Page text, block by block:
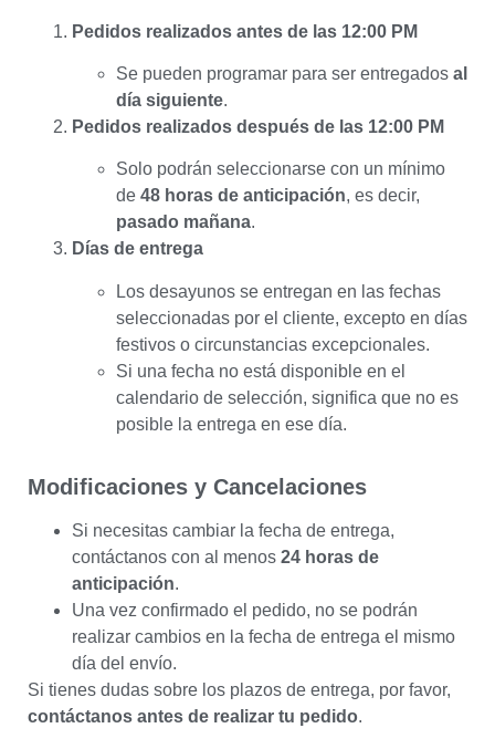
Pedidos realizados antes de las 12:00 PM
Se pueden programar para ser entregados al
día siguiente.
Pedidos realizados después de las 12:00 PM
Solo podrán seleccionarse con un mínimo
de 48 horas de anticipación, es decir,
pasado mañana.
Días de entrega
Los desayunos se entregan en las fechas
seleccionadas por el cliente, excepto en días
festivos o circunstancias excepcionales.
Si una fecha no está disponible en el
calendario de selección, significa que no es
posible la entrega en ese día.
Modificaciones y Cancelaciones
Si necesitas cambiar la fecha de entrega,
contáctanos con al menos 24 horas de
anticipación.
Una vez confirmado el pedido, no se podrán
realizar cambios en la fecha de entrega el mismo
día del envío.
Si tienes dudas sobre los plazos de entrega, por favor,
contáctanos antes de realizar tu pedido.